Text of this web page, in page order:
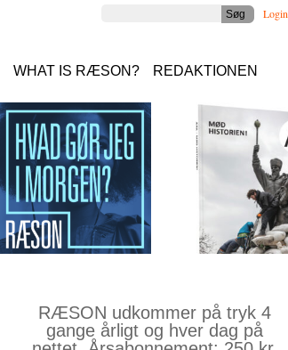
Login
WHAT IS RÆSON? REDAKTIONEN
RÆSON udkommer på tryk 4
gange årligt og hver dag på